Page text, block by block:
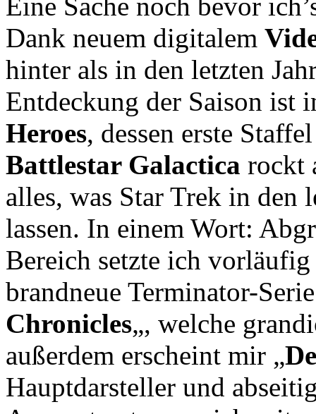
Eine Sache noch bevor
Dank neuem digitalem
hinter als in den letzten
Entdeckung der Saison ist
Heroes, dessen erste
Battlestar Galactica rockt
alles, was Star Trek in den
lassen. In einem Wort:
Bereich setzte ich
brandneue Terminator-
Chronicles„, welche
außerdem erscheint mir „
Hauptdarsteller und